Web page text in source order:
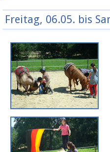
Freitag, 06.05. bis